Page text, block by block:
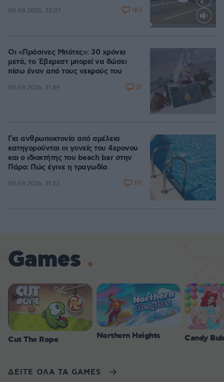
08.08.2026, 23:07 183
Οι «Πράσινες Μπότες»: 30 χρόνια
μετά, το Έβερεστ μπορεί να δώσει
πίσω έναν από τους νεκρούς του
08.08.2026, 21:49 21
Για ανθρωποκτονία από αμέλεια
κατηγορούνται οι γονείς του 4χρονου
και ο ιδιοκτήτης του beach bar στην
Πάρο: Πώς έγινε η τραγωδία
08.08.2026, 21:22 117
Games
Cut The Rope Northern Heights Candy
ΔΕΙΤΕ ΟΛΑ ΤΑ GAMES